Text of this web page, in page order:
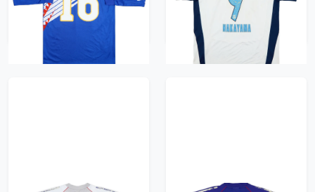
4176 kr / £479.99
522 kr / £59.99